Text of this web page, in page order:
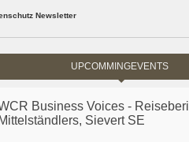
Newsletter
UPCOMMINGEVENTS
Business Voices -
Mittelständlers, Sievert SE